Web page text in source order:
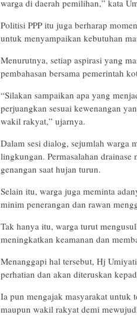
warga di daerah pemilihan,” kata
Politisi PPP itu juga berharap
untuk menyampaikan kebutuhan
Menurutnya, setiap aspirasi yang
pembahasan bersama pemerintah
“Silakan sampaikan apa yang
perjuangkan sesuai kewenangan
wakil rakyat,” ujarnya.
Dalam sesi dialog, sejumlah warga
lingkungan. Permasalahan
genangan saat hujan turun.
Selain itu, warga juga meminta
minim penerangan dan rawan
Tak hanya itu, warga turut
meningkatkan keamanan dan
Menanggapi hal tersebut, Hj
perhatian dan akan diteruskan
Ia pun mengajak masyarakat untuk
maupun wakil rakyat demi